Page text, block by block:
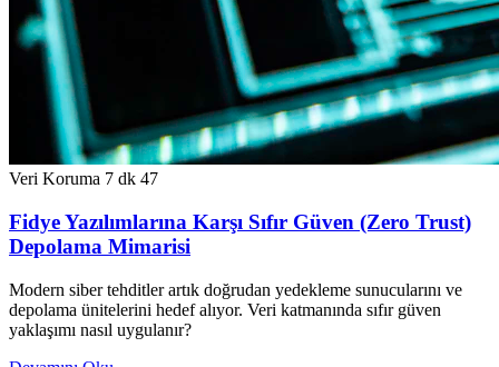
Veri Koruma 7 dk 47
Fidye Yazılımlarına Karşı Sıfır Güven (Zero Trust)
Depolama Mimarisi
Modern siber tehditler artık doğrudan yedekleme sunucularını ve
depolama ünitelerini hedef alıyor. Veri katmanında sıfır güven
yaklaşımı nasıl uygulanır?